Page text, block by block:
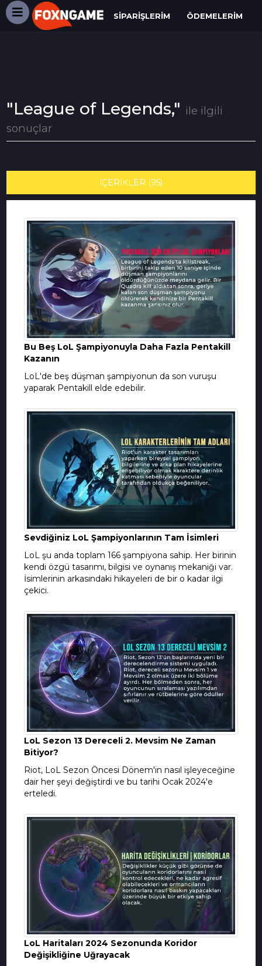
SIPARIŞLERIM ÖDEMELERIM
"League of Legends," ile ilgili
sonuçlar
İÇERİKLER (95)
Bu Beş LoL Şampiyonuyla Daha Fazla Pentakill
Kazanın
LoL'de beş düşman şampiyonun da son vuruşu
yaparak Pentakill elde edebilir.
Sevdiğiniz LoL Şampiyonlarının Tam İsimleri
LoL şu anda toplam 166 şampiyona sahip. Her birinin
kendi özgü tasarımı, bilgisi ve oynanış mekaniği var.
İsimlerinin arkasındaki hikayeleri de bir o kadar ilgi
çekici.
LoL Sezon 13 Dereceli 2. Mevsim Ne Zaman
Bitiyor?
Riot, LoL Sezon Öncesi Dönem'in nasıl işleyeceğine
dair her şeyi değiştirdi ve bu tarihi Ocak 2024'e
erteledi.
LoL Haritaları 2024 Sezonunda Koridor
Değişikliğine Uğrayacak